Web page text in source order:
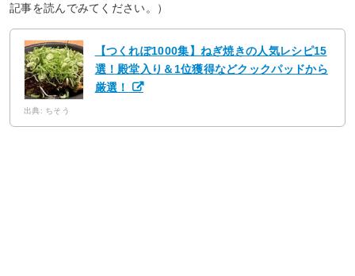
記事を読んでみてください。）
【つくれぽ1000集】ねぎ焼きの人気レシピ15
選！殿堂入り＆1位獲得などクックパッドから
厳選！
出典: ちそう